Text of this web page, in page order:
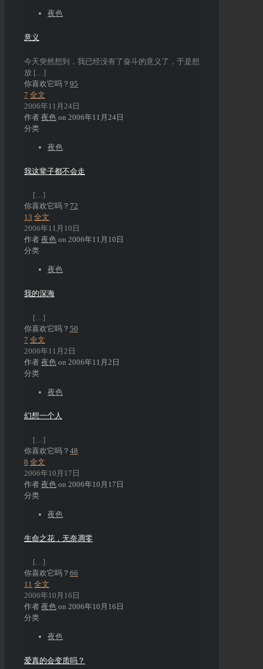
夜色
意义
今天突然想到，我已经没有了奋斗的意义了，于是想
放 […]
你喜欢它吗？ 95
7 全文
2006年11月24日
作者 夜色 on 2006年11月24日
分类
夜色
我这辈子都不会走
[…]
你喜欢它吗？ 72
13 全文
2006年11月10日
作者 夜色 on 2006年11月10日
分类
夜色
我的深海
[…]
你喜欢它吗？ 50
7 全文
2006年11月2日
作者 夜色 on 2006年11月2日
分类
夜色
幻想一个人
[…]
你喜欢它吗？ 48
8 全文
2006年10月17日
作者 夜色 on 2006年10月17日
分类
夜色
生命之花，无奈凋零
[…]
你喜欢它吗？ 66
11 全文
2006年10月16日
作者 夜色 on 2006年10月16日
分类
夜色
爱真的会变质吗？